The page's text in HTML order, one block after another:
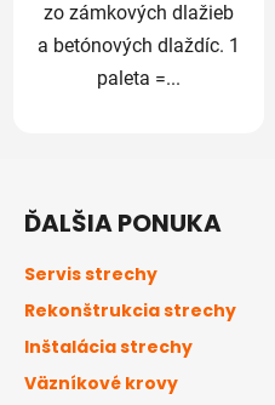
zo zámkových dlažieb
a betónových dlaždíc. 1
paleta =...
ĎALŠIA PONUKA
Servis strechy
Rekonštrukcia strechy
Inštalácia strechy
Väzníkové krovy